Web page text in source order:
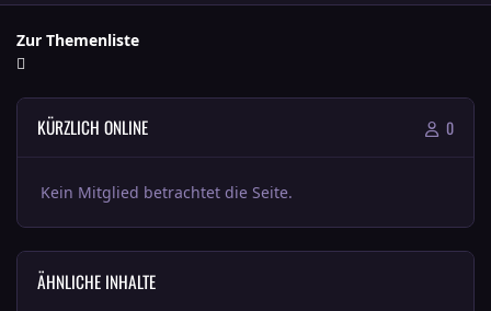
Zur Themenliste
KÜRZLICH ONLINE 0
Kein Mitglied betrachtet die Seite.
ÄHNLICHE INHALTE